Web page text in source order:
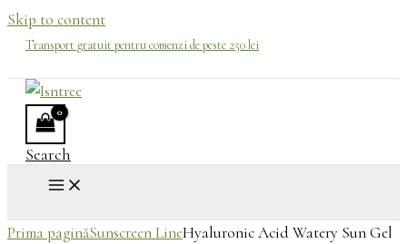
Skip to content
Transport gratuit pentru comenzi de peste 250 lei
Search
Prima paginăSunscreen LineHyaluronic Acid Watery Sun Gel